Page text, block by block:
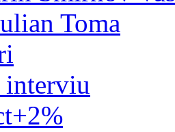
Toma